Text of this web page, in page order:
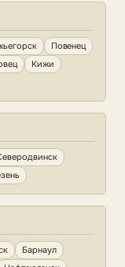
Повенец
Кижи
Барнаул